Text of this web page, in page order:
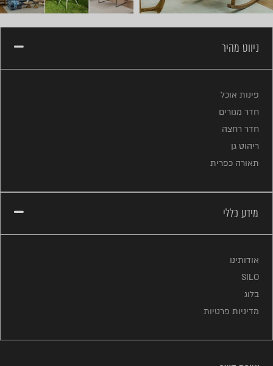
ניווט מהיר
פינות אוכל
חדר מגורים
חדר רחצה
ריהוט גן
תאורה כפרית
מידע כללי
אודותינו
SILO
בלוג
מדיניות פרטיות